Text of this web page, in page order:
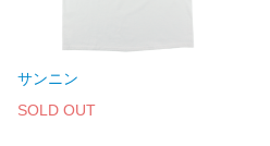
サンニン
SOLD OUT